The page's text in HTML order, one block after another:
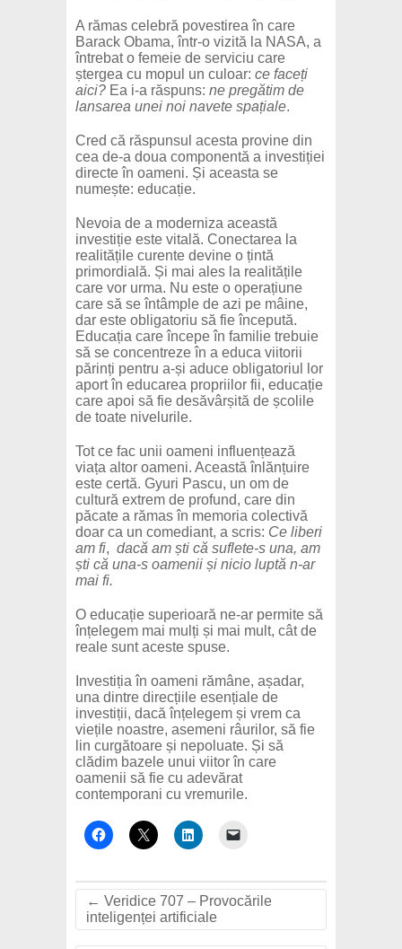
A rămas celebră povestirea în care
Barack Obama, într-o vizită la NASA, a
întrebat o femeie de serviciu care
ștergea cu mopul un culoar: ce faceți
aici? Ea i-a răspuns: ne pregătim de
lansarea unei noi navete spațiale.
Cred că răspunsul acesta provine din
cea de-a doua componentă a investiției
directe în oameni. Și aceasta se
numește: educație.
Nevoia de a moderniza această
investiție este vitală. Conectarea la
realitățile curente devine o țintă
primordială. Și mai ales la realitățile
care vor urma. Nu este o operațiune
care să se întâmple de azi pe mâine,
dar este obligatoriu să fie începută.
Educația care începe în familie trebuie
să se concentreze în a educa viitorii
părinți pentru a-și aduce obligatoriul lor
aport în educarea propriilor fii, educație
care apoi să fie desăvârșită de școlile
de toate nivelurile.
Tot ce fac unii oameni influențează
viața altor oameni. Această înlănțuire
este certă. Gyuri Pascu, un om de
cultură extrem de profund, care din
păcate a rămas în memoria colectivă
doar ca un comediant, a scris: Ce liberi
am fi, dacă am ști că suflete-s una, am
ști că una-s oamenii și nicio luptă n-ar
mai fi.
O educație superioară ne-ar permite să
înțelegem mai mulți și mai mult, cât de
reale sunt aceste spuse.
Investiția în oameni rămâne, așadar,
una dintre direcțiile esențiale de
investiții, dacă înțelegem și vrem ca
viețile noastre, asemeni râurilor, să fie
lin curgătoare și nepoluate. Și să
clădim bazele unui viitor în care
oamenii să fie cu adevărat
contemporani cu vremurile.
← Veridice 707 – Provocările
inteligenței artificiale